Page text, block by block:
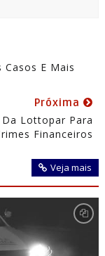
E Mais
Próxima
Lottopar Para
Financeiros
Veja mais